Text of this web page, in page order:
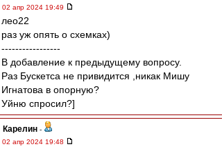
02 апр 2024 19:49
лео22
раз уж опять о схемках)
-----------------
В добавление к предыдущему вопросу.
Раз Бускетса не привидится ,никак Мишу
Игнатова в опорную?
Уйню спросил?]
Карелин -
02 апр 2024 19:48